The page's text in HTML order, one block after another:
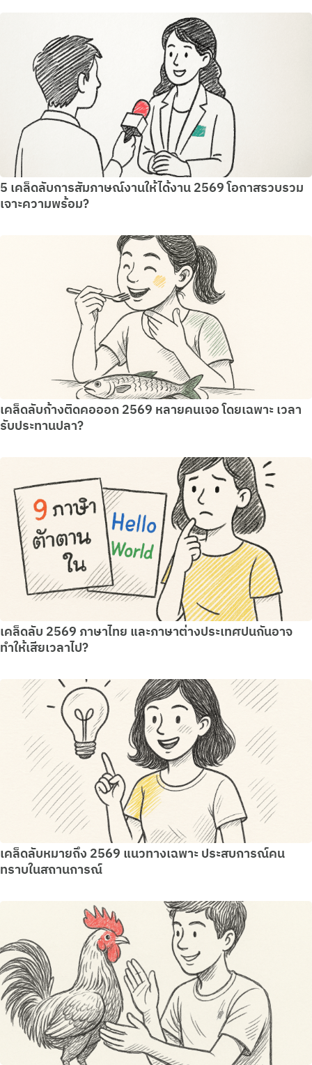
5 เคล็ดลับการสัมภาษณ์งานให้ได้งาน 2569 โอกาสรวบรวม
เจาะความพร้อม?
เคล็ดลับก้างติดคอออก 2569 หลายคนเจอ โดยเฉพาะ เวลา
รับประทานปลา?
เคล็ดลับ 2569 ภาษาไทย และภาษาต่างประเทศปนกันอาจ
ทำให้เสียเวลาไป?
เคล็ดลับหมายถึง 2569 แนวทางเฉพาะ ประสบการณ์คน
ทราบในสถานการณ์